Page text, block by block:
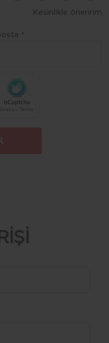
Kesinlikle öneririm
*